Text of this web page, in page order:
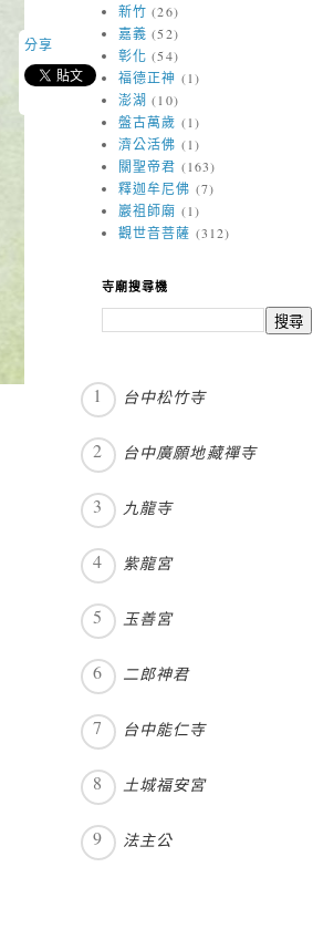
新竹 (26)
嘉義 (52)
彰化 (54)
福德正神 (1)
澎湖 (10)
盤古萬歲 (1)
濟公活佛 (1)
關聖帝君 (163)
釋迦牟尼佛 (7)
巖祖師廟 (1)
觀世音菩薩 (312)
寺廟搜尋機
分享
台中松竹寺
台中廣願地藏禪寺
九龍寺
紫龍宮
玉善宮
二郎神君
台中能仁寺
土城福安宮
法主公